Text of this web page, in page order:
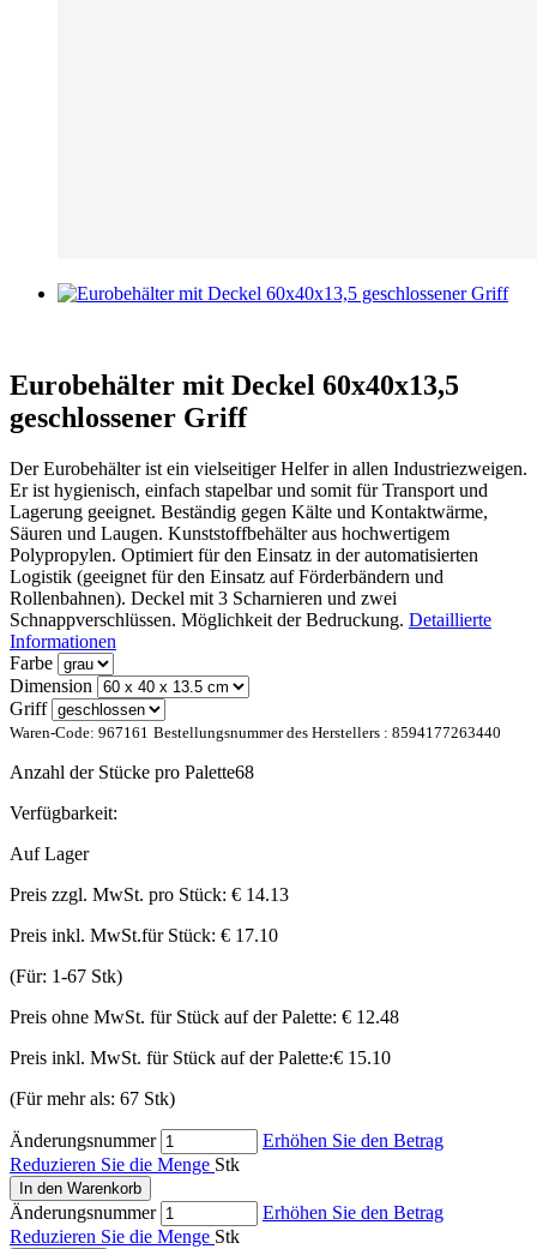
Eurobehälter mit Deckel 60x40x13,5
geschlossener Griff
Der Eurobehälter ist ein vielseitiger Helfer in allen Industriezweigen.
Er ist hygienisch, einfach stapelbar und somit für Transport und
Lagerung geeignet. Beständig gegen Kälte und Kontaktwärme,
Säuren und Laugen. Kunststoffbehälter aus hochwertigem
Polypropylen. Optimiert für den Einsatz in der automatisierten
Logistik (geeignet für den Einsatz auf Förderbändern und
Rollenbahnen). Deckel mit 3 Scharnieren und zwei
Schnappverschlüssen. Möglichkeit der Bedruckung. Detaillierte
Informationen
Farbe
Dimension
Griff
Waren-Code: 967161 Bestellungsnummer des Herstellers : 8594177263440
Anzahl der Stücke pro Palette68
Verfügbarkeit:
Auf Lager
Preis zzgl. MwSt. pro Stück: € 14.13
Preis inkl. MwSt.für Stück: € 17.10
(Für: 1-67 Stk)
Preis ohne MwSt. für Stück auf der Palette: € 12.48
Preis inkl. MwSt. für Stück auf der Palette:€ 15.10
(Für mehr als: 67 Stk)
Änderungsnummer
Erhöhen Sie den Betrag
Reduzieren Sie die Menge Stk
In den Warenkorb
Änderungsnummer
Erhöhen Sie den Betrag
Reduzieren Sie die Menge Stk